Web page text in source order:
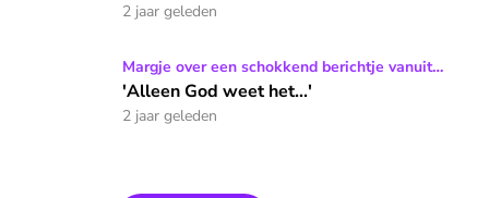
2 jaar geleden
'Alleen God weet het...'Margje over een schokkend berichtje vanuit
Gambia
'Alleen God weet het...'
2 jaar geleden